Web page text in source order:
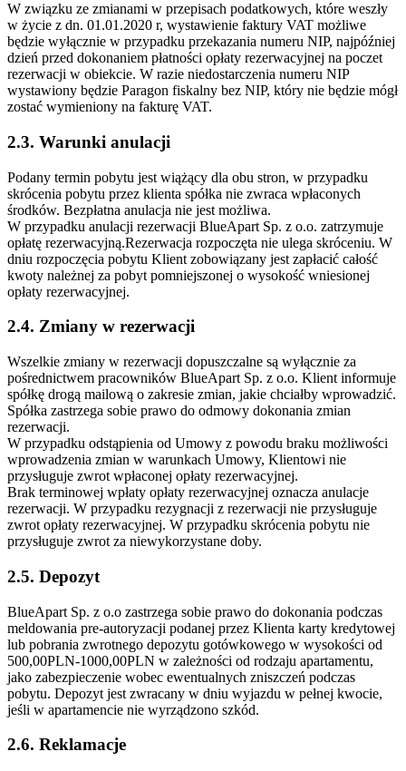
W związku ze zmianami w przepisach podatkowych, które weszły
w życie z dn. 01.01.2020 r, wystawienie faktury VAT możliwe
będzie wyłącznie w przypadku przekazania numeru NIP, najpóźniej
dzień przed dokonaniem płatności opłaty rezerwacyjnej na poczet
rezerwacji w obiekcie. W razie niedostarczenia numeru NIP
wystawiony będzie Paragon fiskalny bez NIP, który nie będzie mógł
zostać wymieniony na fakturę VAT.
2.3. Warunki anulacji
Podany termin pobytu jest wiążący dla obu stron, w przypadku
skrócenia pobytu przez klienta spółka nie zwraca wpłaconych
środków. Bezpłatna anulacja nie jest możliwa.
W przypadku anulacji rezerwacji BlueApart Sp. z o.o. zatrzymuje
opłatę rezerwacyjną.Rezerwacja rozpoczęta nie ulega skróceniu. W
dniu rozpoczęcia pobytu Klient zobowiązany jest zapłacić całość
kwoty należnej za pobyt pomniejszonej o wysokość wniesionej
opłaty rezerwacyjnej.
2.4. Zmiany w rezerwacji
Wszelkie zmiany w rezerwacji dopuszczalne są wyłącznie za
pośrednictwem pracowników BlueApart Sp. z o.o. Klient informuje
spółkę drogą mailową o zakresie zmian, jakie chciałby wprowadzić.
Spółka zastrzega sobie prawo do odmowy dokonania zmian
rezerwacji.
W przypadku odstąpienia od Umowy z powodu braku możliwości
wprowadzenia zmian w warunkach Umowy, Klientowi nie
przysługuje zwrot wpłaconej opłaty rezerwacyjnej.
Brak terminowej wpłaty opłaty rezerwacyjnej oznacza anulacje
rezerwacji. W przypadku rezygnacji z rezerwacji nie przysługuje
zwrot opłaty rezerwacyjnej. W przypadku skrócenia pobytu nie
przysługuje zwrot za niewykorzystane doby.
2.5. Depozyt
BlueApart Sp. z o.o zastrzega sobie prawo do dokonania podczas
meldowania pre-autoryzacji podanej przez Klienta karty kredytowej
lub pobrania zwrotnego depozytu gotówkowego w wysokości od
500,00PLN-1000,00PLN w zależności od rodzaju apartamentu,
jako zabezpieczenie wobec ewentualnych zniszczeń podczas
pobytu. Depozyt jest zwracany w dniu wyjazdu w pełnej kwocie,
jeśli w apartamencie nie wyrządzono szkód.
2.6. Reklamacje